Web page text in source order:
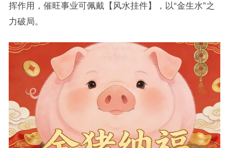
挥作用，催旺事业可佩戴【风水挂件】，以“金生水”之
力破局。